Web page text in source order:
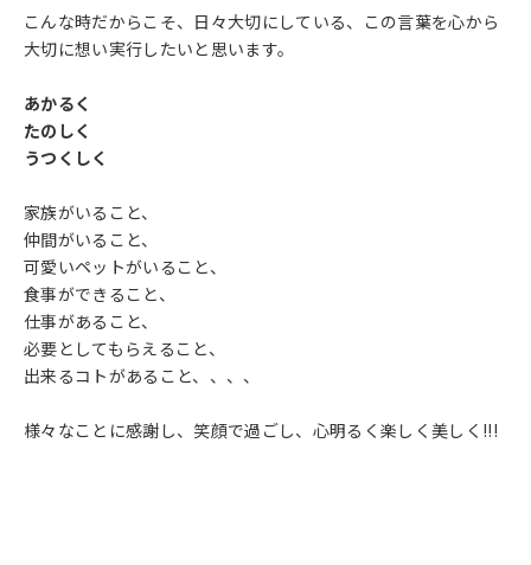
こんな時だからこそ、日々大切にしている、この言葉を心から
大切に想い実行したいと思います。
あかるく
たのしく
うつくしく
家族がいること、
仲間がいること、
可愛いペットがいること、
食事ができること、
仕事があること、
必要としてもらえること、
出来るコトがあること、、、、
様々なことに感謝し、笑顔で過ごし、心明るく楽しく美しく!!!